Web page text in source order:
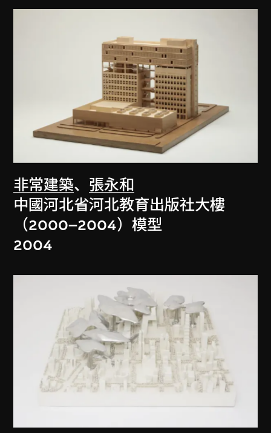
非常建築、 張永和
中國河北省河北教育出版社大樓
（2000–2004）模型
2004